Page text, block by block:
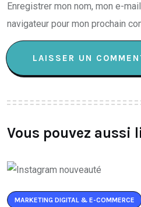
Enregistrer mon nom, mon e-
navigateur pour mon prochain
Vous pouvez aussi
MARKETING DIGITAL & E-COMMERCE